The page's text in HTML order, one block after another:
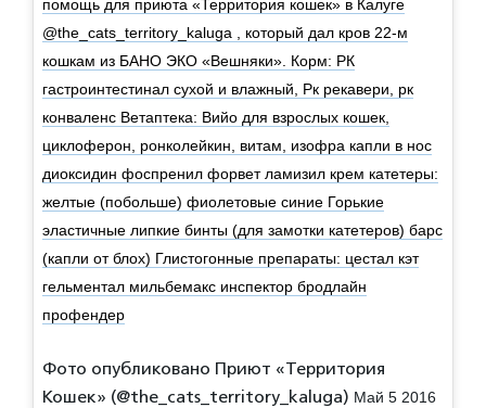
помощь для приюта «Территория кошек» в Калуге
@the_cats_territory_kaluga , который дал кров 22-м
кошкам из БАНО ЭКО «Вешняки». Корм: РК
гастроинтестинал сухой и влажный, Рк рекавери, рк
конваленс Ветаптека: Вийо для взрослых кошек,
циклоферон, ронколейкин, витам, изофра капли в нос
диоксидин фоспренил форвет ламизил крем катетеры:
желтые (побольше) фиолетовые синие Горькие
эластичные липкие бинты (для замотки катетеров) барс
(капли от блох) Глистогонные препараты: цестал кэт
гельментал мильбемакс инспектор бродлайн
профендер
Фото опубликовано Приют «Территория
Кошек» (@the_cats_territory_kaluga) Май 5 2016